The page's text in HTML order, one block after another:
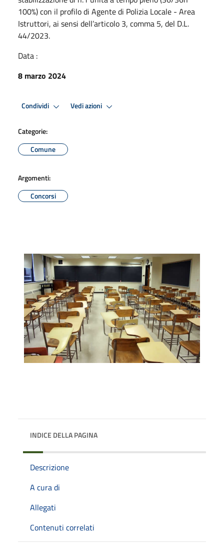
100%) con il profilo di Agente di Polizia Locale - Area
Istruttori, ai sensi dell’articolo 3, comma 5, del D.L.
44/2023.
Data :
8 marzo 2024
Condividi Vedi azioni
Categorie:
Comune
Argomenti:
Concorsi
INDICE DELLA PAGINA
Descrizione
A cura di
Allegati
Contenuti correlati